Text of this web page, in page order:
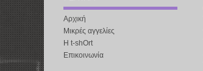
Αρχική
Μικρές αγγελίες
Η t-shOrt
Επικοινωνία